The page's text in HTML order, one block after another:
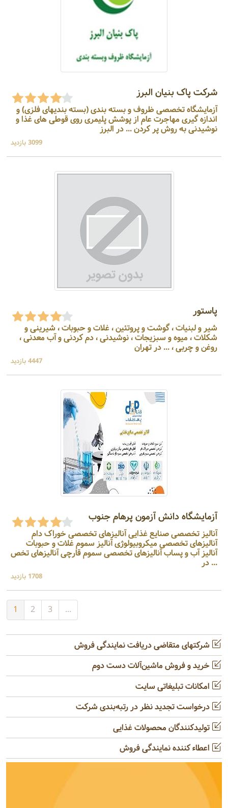
شرکت پاک بنیان البرز
آزمایشگاه تخصصی ظروف و بسته بندی (بسته بندیهای فلزی) و
اندازه گیری مهاجرت عام از پوشش پلیمری روی قوطی های غذا و
نوشیدنی به روش پر کردن ... در البرز
3099 بازدید
پاستور
شیر و لبنیات ، گوشت و پروتئین ، غلات و حبوبات ، شیرینی و
شکلات ، میوه و سبزیجات ، نوشیدنی ، دم کردنی و آب معدنی ،
روغن و چربی ، ... در تهران
4447 بازدید
آزمایشگاه دانش آزمون پرهام جنوب
آنالیز تخصصی صنایع غذایی آنالیزهای تخصصی خوراک دام
آنالیزهای تخصصی میکروبیولوژی آنالیز سموم غلات و حبوبات
آنالیز آب و پساب آنالیزهای تخصصی سموم قارچی آنالیزهای تخص
... در
1708 بازدید
1 2 3 ...
شرکتهای متقاضی دریافت نمایندگی فروش
خرید و فروش ماشین‌آلات دست دوم
امکانات تبلیغاتی سایت
درخواست تجدید نظر در رتبه‌بندی شرکت
تولیدکنندگان محصولات غذایی
اعطاء کننده نمایندگی فروش